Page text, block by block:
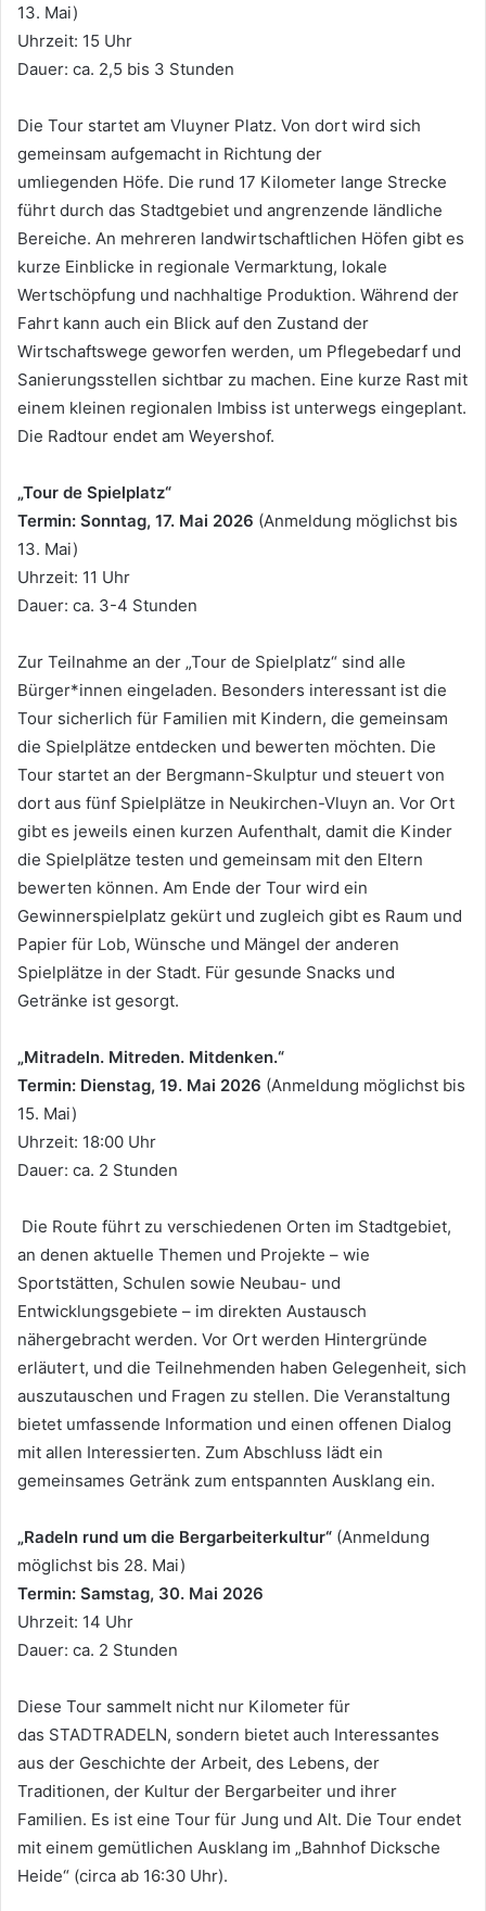
13. Mai)
Uhrzeit: 15 Uhr
Dauer: ca. 2,5 bis 3 Stunden
Die Tour startet am Vluyner Platz. Von dort wird sich
gemeinsam aufgemacht in Richtung der
umliegenden Höfe. Die rund 17 Kilometer lange Strecke
führt durch das Stadtgebiet und angrenzende ländliche
Bereiche. An mehreren landwirtschaftlichen Höfen gibt es
kurze Einblicke in regionale Vermarktung, lokale
Wertschöpfung und nachhaltige Produktion. Während der
Fahrt kann auch ein Blick auf den Zustand der
Wirtschaftswege geworfen werden, um Pflegebedarf und
Sanierungsstellen sichtbar zu machen. Eine kurze Rast mit
einem kleinen regionalen Imbiss ist unterwegs eingeplant.
Die Radtour endet am Weyershof.
„Tour de Spielplatz“
Termin: Sonntag, 17. Mai 2026 (Anmeldung möglichst bis
13. Mai)
Uhrzeit: 11 Uhr
Dauer: ca. 3-4 Stunden
Zur Teilnahme an der „Tour de Spielplatz“ sind alle
Bürger*innen eingeladen. Besonders interessant ist die
Tour sicherlich für Familien mit Kindern, die gemeinsam
die Spielplätze entdecken und bewerten möchten. Die
Tour startet an der Bergmann-Skulptur und steuert von
dort aus fünf Spielplätze in Neukirchen-Vluyn an. Vor Ort
gibt es jeweils einen kurzen Aufenthalt, damit die Kinder
die Spielplätze testen und gemeinsam mit den Eltern
bewerten können. Am Ende der Tour wird ein
Gewinnerspielplatz gekürt und zugleich gibt es Raum und
Papier für Lob, Wünsche und Mängel der anderen
Spielplätze in der Stadt. Für gesunde Snacks und
Getränke ist gesorgt.
„Mitradeln. Mitreden. Mitdenken.“
Termin: Dienstag, 19. Mai 2026 (Anmeldung möglichst bis
15. Mai)
Uhrzeit: 18:00 Uhr
Dauer: ca. 2 Stunden
Die Route führt zu verschiedenen Orten im Stadtgebiet,
an denen aktuelle Themen und Projekte – wie
Sportstätten, Schulen sowie Neubau- und
Entwicklungsgebiete – im direkten Austausch
nähergebracht werden. Vor Ort werden Hintergründe
erläutert, und die Teilnehmenden haben Gelegenheit, sich
auszutauschen und Fragen zu stellen. Die Veranstaltung
bietet umfassende Information und einen offenen Dialog
mit allen Interessierten. Zum Abschluss lädt ein
gemeinsames Getränk zum entspannten Ausklang ein.
„Radeln rund um die Bergarbeiterkultur“ (Anmeldung
möglichst bis 28. Mai)
Termin: Samstag, 30. Mai 2026
Uhrzeit: 14 Uhr
Dauer: ca. 2 Stunden
Diese Tour sammelt nicht nur Kilometer für
das STADTRADELN, sondern bietet auch Interessantes
aus der Geschichte der Arbeit, des Lebens, der
Traditionen, der Kultur der Bergarbeiter und ihrer
Familien. Es ist eine Tour für Jung und Alt. Die Tour endet
mit einem gemütlichen Ausklang im „Bahnhof Dicksche
Heide“ (circa ab 16:30 Uhr).